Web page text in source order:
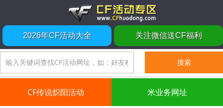
2026年CF活动大全 关注微信送CF福利
CF传说炽阳活动 米业务网址